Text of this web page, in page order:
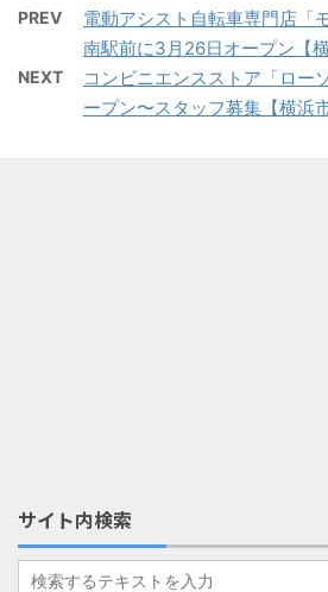
PREV
電動アシスト自転車専門店「
南駅前に3月26日オープン【横
NEXT
コンビニエンスストア「ロー
ープン〜スタッフ募集【横浜
サイト内検索